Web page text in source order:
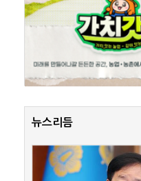
뉴스리듬